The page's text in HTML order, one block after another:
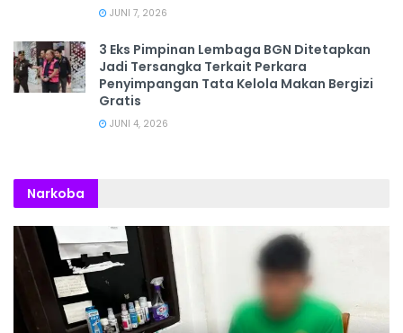
JUNI 7, 2026
3 Eks Pimpinan Lembaga BGN Ditetapkan
Jadi Tersangka Terkait Perkara
Penyimpangan Tata Kelola Makan Bergizi
Gratis
JUNI 4, 2026
Narkoba